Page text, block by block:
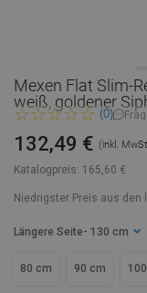
Mexen Flat Slim-
weiß, goldener
(0)
Katalogpreis: 165,60 €
132,49 € (inkl.
Niedrigster Preis aus den
Längere Seite - 130 cm
80 cm 90 cm